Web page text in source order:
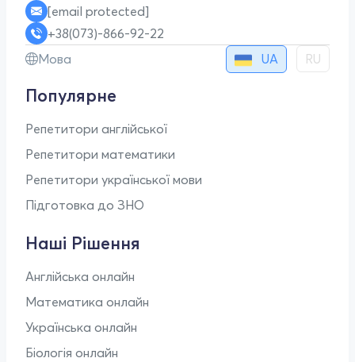
[email protected]
+38(073)-866-92-22
Мова
UA RU
Популярне
Репетитори англійської
Репетитори математики
Репетитори української мови
Підготовка до ЗНО
Наші Рішення
Англійська онлайн
Математика онлайн
Українська онлайн
Біологія онлайн